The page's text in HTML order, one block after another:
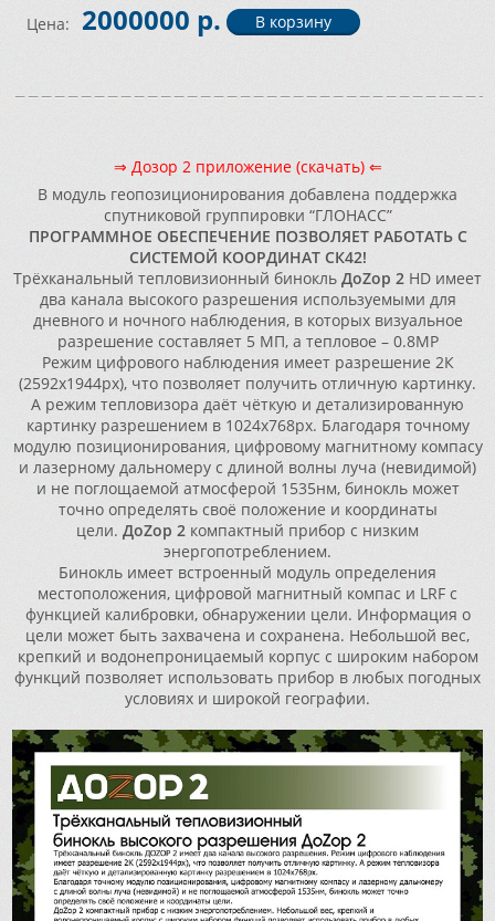
Цена: 2000000 р.
⇒ Дозор 2 приложение (скачать) ⇐
В модуль геопозиционирования добавлена поддержка
спутниковой группировки “ГЛОНАСС”
ПРОГРАММНОЕ ОБЕСПЕЧЕНИЕ ПОЗВОЛЯЕТ РАБОТАТЬ С
СИСТЕМОЙ КООРДИНАТ СК42!
Трёхканальный тепловизионный бинокль ДоZор 2 HD имеет
два канала высокого разрешения используемыми для
дневного и ночного наблюдения, в которых визуальное
разрешение составляет 5 МП, а тепловое – 0.8MP
Режим цифрового наблюдения имеет разрешение 2К
(2592х1944px), что позволяет получить отличную картинку.
А режим тепловизора даёт чёткую и детализированную
картинку разрешением в 1024х768px. Благодаря точному
модулю позиционирования, цифровому магнитному компасу
и лазерному дальномеру с длиной волны луча (невидимой)
и не поглощаемой атмосферой 1535нм, бинокль может
точно определять своё положение и координаты
цели. ДоZор 2 компактный прибор с низким
энергопотреблением.
Бинокль имеет встроенный модуль определения
местоположения, цифровой магнитный компас и LRF с
функцией калибровки, обнаружении цели. Информация о
цели может быть захвачена и сохранена. Небольшой вес,
крепкий и водонепроницаемый корпус с широким набором
функций позволяет использовать прибор в любых погодных
условиях и широкой географии.